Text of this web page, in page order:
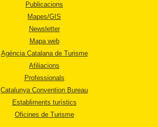
Publicacions
Mapes/GIS
Newsletter
Mapa web
Agència Catalana de Turisme
Afiliacions
Professionals
Catalunya Convention Bureau
Establiments turístics
Oficines de Turisme